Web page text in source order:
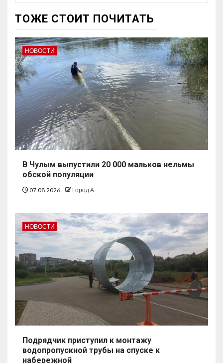
ТОЖЕ СТОИТ ПОЧИТАТЬ
НОВОСТИ
В Чулым выпустили 20 000 мальков нельмы
обской популяции
07.08.2026 Город А
НОВОСТИ
Подрядчик приступил к монтажу
водопропускной трубы на спуске к
набережной